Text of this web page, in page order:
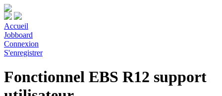
Accueil
Jobboard
Connexion
S'enregistrer
Fonctionnel EBS R12 support